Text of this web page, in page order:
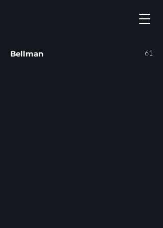
Bellman 61